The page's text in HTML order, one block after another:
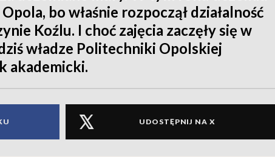
bo właśnie rozpoczął działalność
Koźlu. I choć zajęcia zaczęły się w
władze Politechniki Opolskiej
akademicki.
UDOSTĘPNIJ NA X